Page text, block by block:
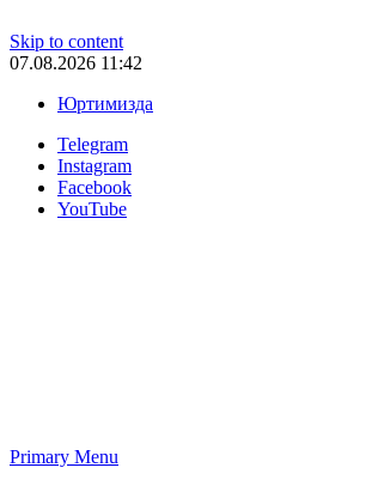
Skip to content
07.08.2026 11:42
Юртимизда
Telegram
Instagram
Facebook
YouTube
Primary Menu